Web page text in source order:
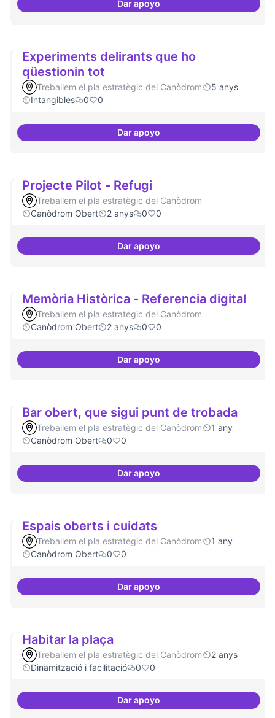
Dar apoyoFestivals anuals de referència
Experiments delirants que ho
qüestionin tot
Treballem el pla estratègic del Canòdrom
5 anys
Intangibles
0 0
Dar apoyoExperiments delirants que ho
Projecte Pilot - Refugi
Treballem el pla estratègic del Canòdrom
Canòdrom Obert
2 anys 0 0
Dar apoyoProjecte Pilot - Refugi
Memòria Històrica - Referencia digital
Treballem el pla estratègic del Canòdrom
Canòdrom Obert
2 anys 0 0
Dar apoyoMemòria Històrica - Referencia
Bar obert, que sigui punt de trobada
Treballem el pla estratègic del Canòdrom
1 any
Canòdrom Obert
0 0
Dar apoyoBar obert, que sigui punt de
Espais oberts i cuidats
Treballem el pla estratègic del Canòdrom
1 any
Canòdrom Obert
0 0
Dar apoyoEspais oberts i cuidats
Habitar la plaça
Treballem el pla estratègic del Canòdrom
2 anys
Dinamització i facilitació
0 0
Dar apoyoHabitar la plaça